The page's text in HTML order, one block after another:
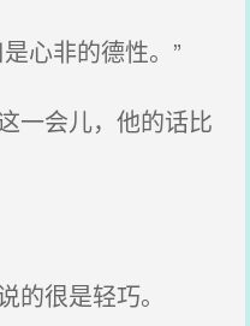
心非的德性。”
一会儿，他的话比
很是轻巧。